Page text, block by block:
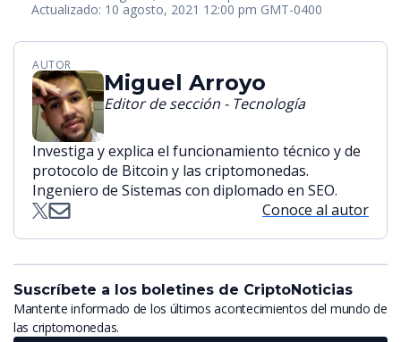
Actualizado: 10 agosto, 2021 12:00 pm GMT-0400
AUTOR
Miguel Arroyo
Editor de sección - Tecnología
Investiga y explica el funcionamiento técnico y de
protocolo de Bitcoin y las criptomonedas.
Ingeniero de Sistemas con diplomado en SEO.
Conoce al autor
Suscríbete a los boletines de CriptoNoticias
Mantente informado de los últimos acontecimientos del mundo de
las criptomonedas.